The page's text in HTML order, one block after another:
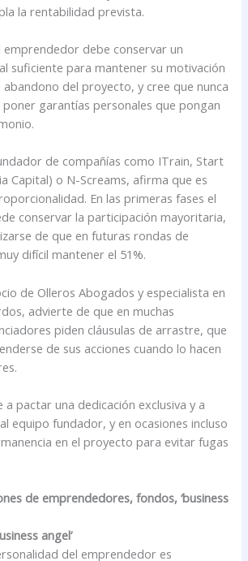
la rentabilidad prevista.
emprendedor debe conservar un
suficiente para mantener su motivación
del proyecto, y cree que nunca
garantías personales que pongan
de compañías como ITrain, Start
Capital) o N-Screams, afirma que es
En las primeras fases el
conservar la participación mayoritaria,
de que en futuras rondas de
difícil mantener el 51%.
de Olleros Abogados y especialista en
advierte de que en muchas
piden cláusulas de arrastre, que
de sus acciones cuando lo hacen
a pactar una dedicación exclusiva y a
equipo fundador, y en ocasiones incluso
en el proyecto para evitar fugas
de emprendedores, fondos, ‘business
angel’
del emprendedor es